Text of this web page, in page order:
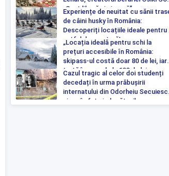
„Sunt liberă și singură”
Experiențe de neuitat cu sănii
de câini husky în România:
Descoperiți locațiile ideale pentru
astfel de aventură!
„Locația ideală pentru schi la
prețuri accesibile în România:
skipass-ul costă doar 80 de lei, iar
tartă începe de la 100 de lei pe
noapte”
Cazul tragic al celor doi studenți
decedați în urma prăbușirii
internatului din Odorheiu Secuiesc
ajuns în fața judecătorilor